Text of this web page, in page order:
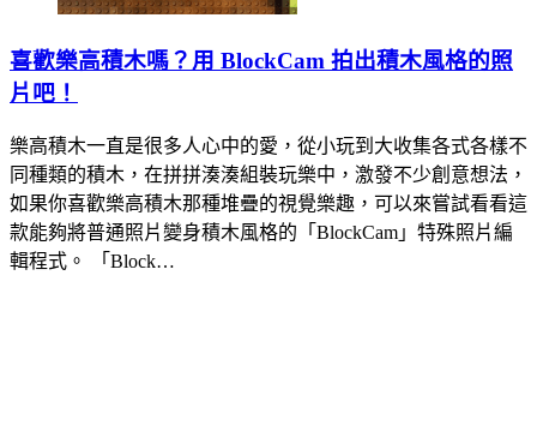
喜歡樂高積木嗎？用 BlockCam 拍出積木風格的照
片吧！
樂高積木一直是很多人心中的愛，從小玩到大收集各式各樣不
同種類的積木，在拼拼湊湊組裝玩樂中，激發不少創意想法，
如果你喜歡樂高積木那種堆疊的視覺樂趣，可以來嘗試看看這
款能夠將普通照片變身積木風格的「BlockCam」特殊照片編
輯程式。 「Block…